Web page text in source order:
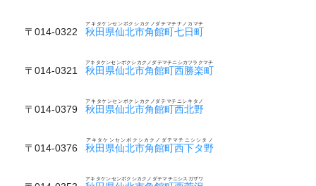
〒014-0322 秋田県仙北市角館町七日町
アキタケンセンボクシカクノダテマチナノカマチ
〒014-0321 秋田県仙北市角館町西勝楽町
アキタケンセンボクシカクノダテマチニシカツラクマチ
〒014-0379 秋田県仙北市角館町西北野
アキタケンセンボクシカクノダテマチニシキタノ
〒014-0376 秋田県仙北市角館町西下タ野
アキタケンセンボクシカクノダテマチニシシタノ
アキタケンセンボクシカクノダテマチニシスガザワ